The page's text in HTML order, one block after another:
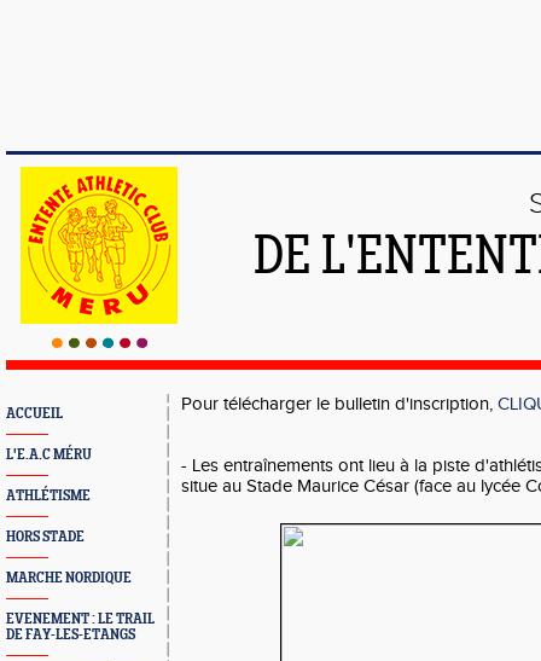
DE
ACCUEIL
L'E.A.C MÉRU
ATHLÉTISME
HORS STADE
MARCHE NORDIQUE
EVENEMENT : LE TRAIL
DE FAY-LES-ETANGS
Pour télécharger le bulletin d'inscription,
- Les entraînements ont lieu à la piste
situe au Stade Maurice César (face au lycée